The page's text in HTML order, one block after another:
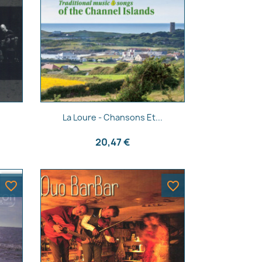
Aperçu rapide
La Loure - Chansons Et...
20,47 €
favorite_border favorite_border